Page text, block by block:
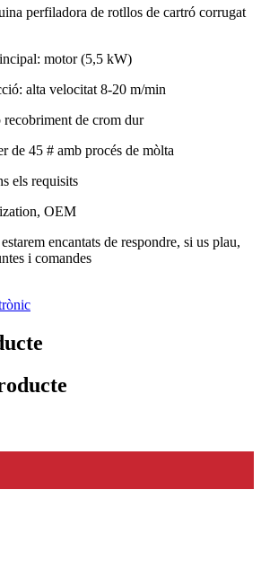
perfiladora de rotllos de cartró corrugat
motor (5,5 kW)
alta velocitat 8-20 m/min
recobriment de crom dur
de 45 # amb procés de mòlta
els requisits
OEM
encantats de respondre, si us plau,
i comandes